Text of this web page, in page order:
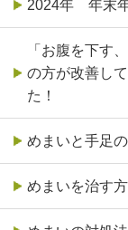
2024年 年末
「お腹を下す
の方が改善し
た！
めまいと手足
めまいを治す